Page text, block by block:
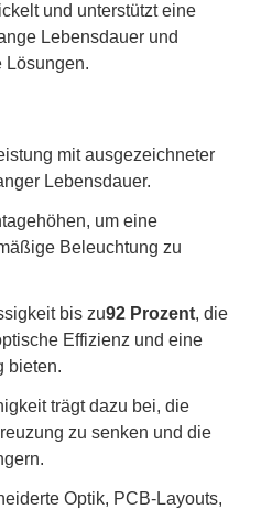
und unterstützt eine
Lebensdauer und
Lösungen.
mit ausgezeichneter
Lebensdauer.
um eine
Beleuchtung zu
bis zu92 Prozent, die
Effizienz und eine
bieten.
trägt dazu bei, die
zu senken und die
Optik, PCB-Layouts,